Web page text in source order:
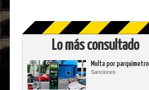
Lo más consultado
Multa por parquímetro
Sanciones